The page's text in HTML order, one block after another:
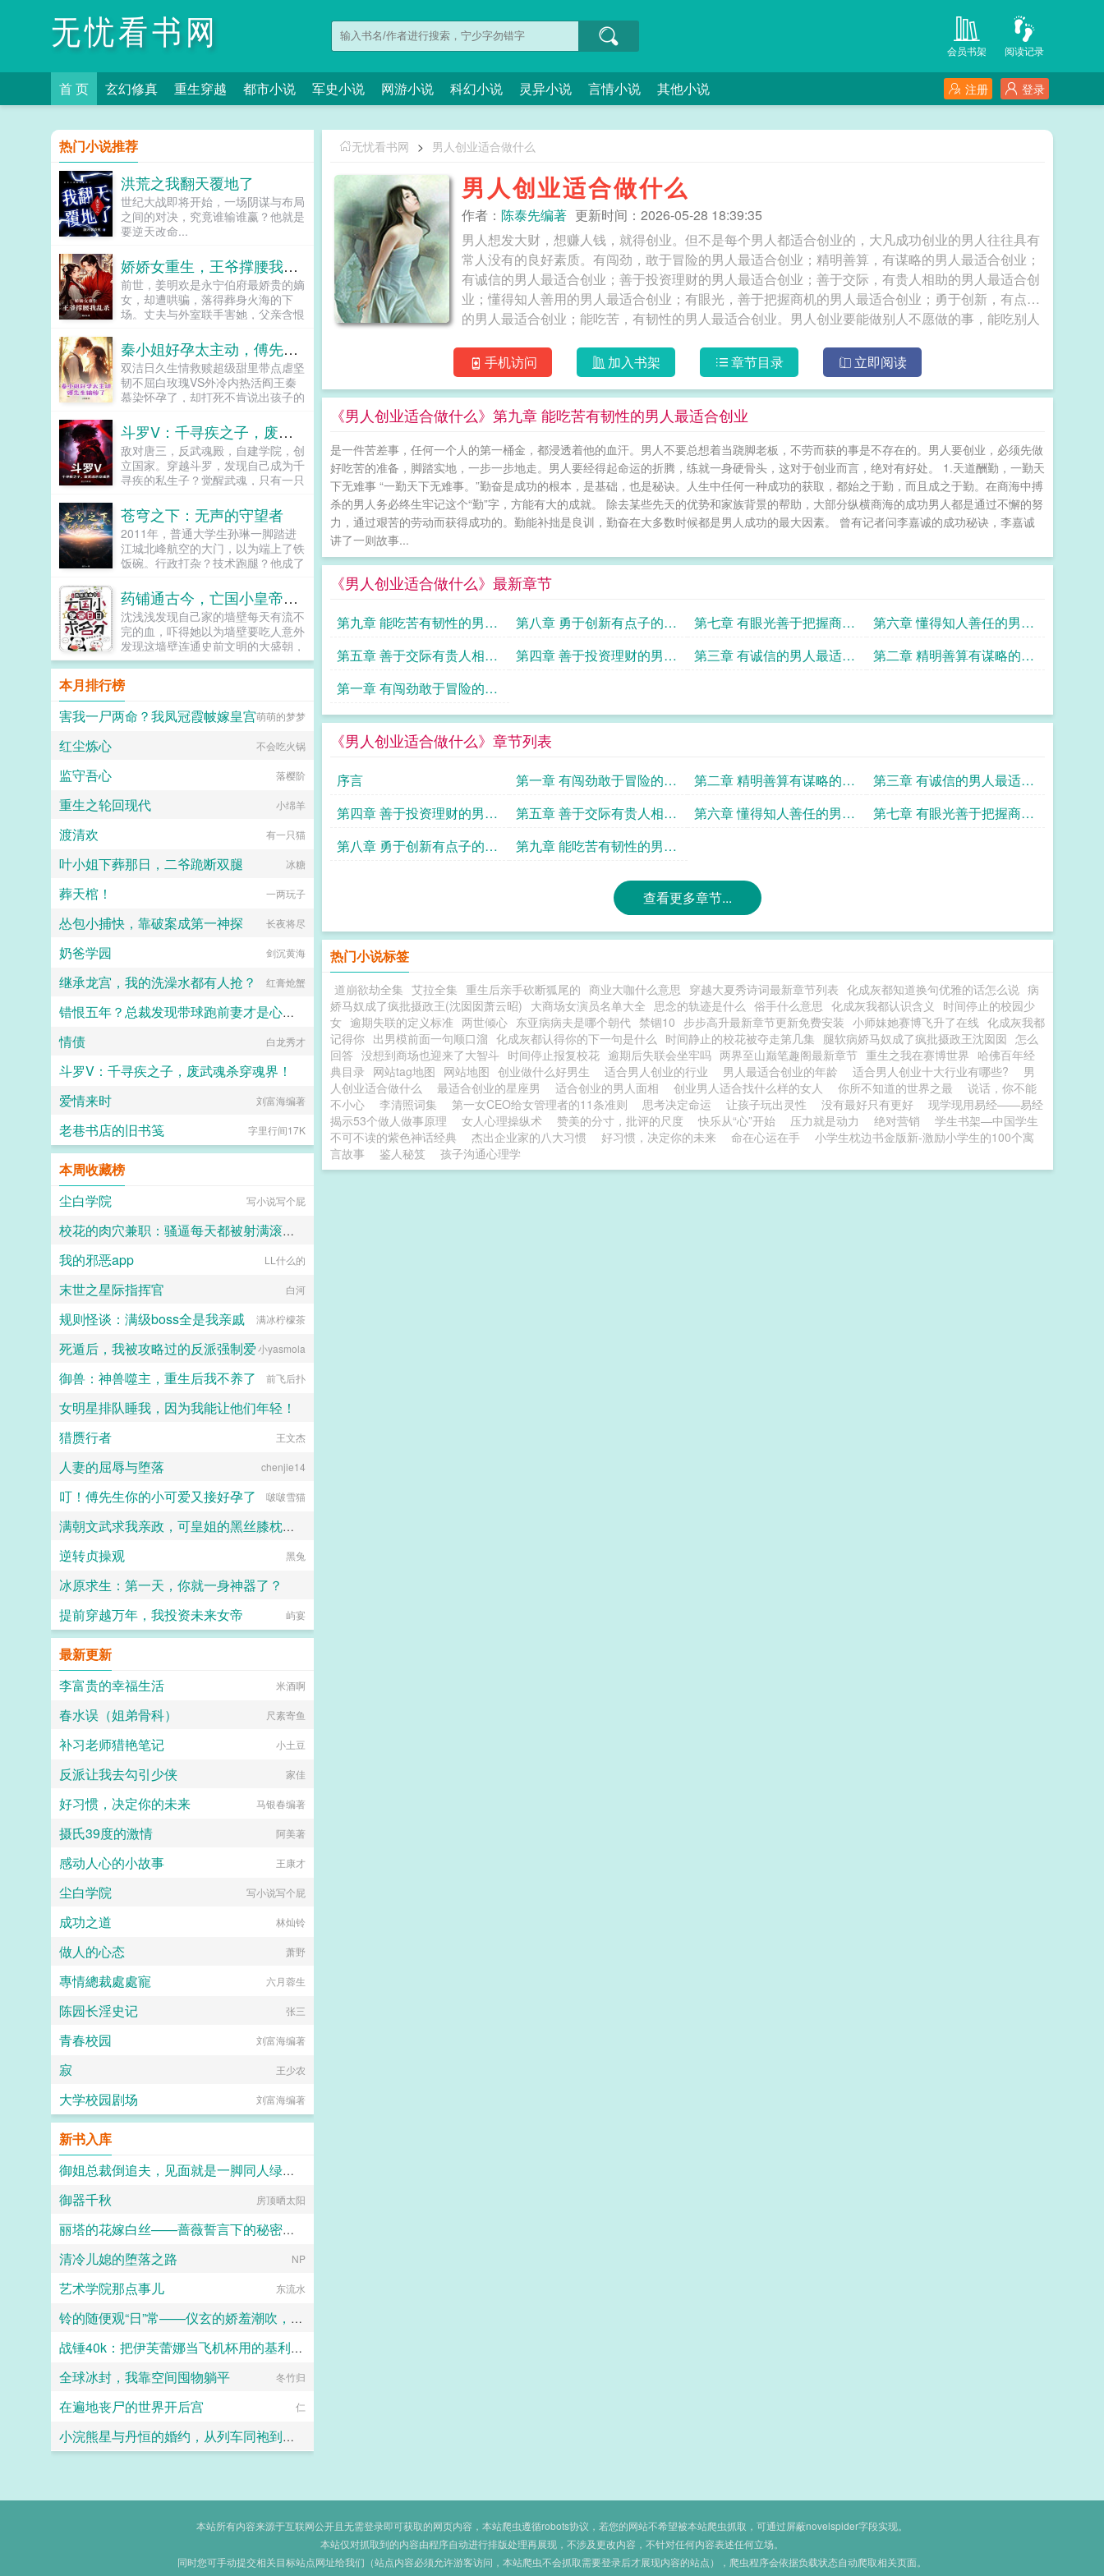
无忧看书网 阅读记录
会员书架
首 页 玄幻修真 重生穿越 都市小说 军史小说 网游小说 科幻小说 灵异小说 言情小说 其他小说 登录
注册
无忧看书网 > 男人创业适合做什么
男人创业适合做什么
作者： 陈泰先编著 更新时间：2026-05-28 18:39:35
男人想发大财，想赚人钱，就得创业。但不是每个男人都适合创业的，大凡成功创业的男人往往具有
常人没有的良好素质。有闯劲，敢于冒险的男人最适合创业；精明善算，有谋略的男人最适合创业；
有诚信的男人最适合创业；善于投资理财的男人最适合创业；善于交际，有贵人相助的男人最适合创
业；懂得知人善用的男人最适合创业；有眼光，善于把握商机的男人最适合创业；勇于创新，有点子
的男人最适合创业；能吃苦，有韧性的男人最适合创业。男人创业要能做别人不愿做的事，能吃别人
手机访问
加入书架 章节目录 立即阅读
《男人创业适合做什么》第九章 能吃苦有韧性的男人最适合创业
是一件苦差事，任何一个人的第一桶金，都浸透着他的血汗。男人不要总想着当跷脚老板，不劳而获的事是不存在的。男人要创业，必须先做
好吃苦的准备，脚踏实地，一步一步地走。男人要经得起命运的折腾，练就一身硬骨头，这对于创业而言，绝对有好处。 1.天道酬勤，一勤天
下无难事 “一勤天下无难事。”勤奋是成功的根本，是基础，也是秘诀。人生中任何一种成功的获取，都始之于勤，而且成之于勤。在商海中搏
杀的男人务必终生牢记这个“勤”字，方能有大的成就。 除去某些先天的优势和家族背景的帮助，大部分纵横商海的成功男人都是通过不懈的努
力，通过艰苦的劳动而获得成功的。勤能补拙是良训，勤奋在大多数时候都是男人成功的最大因素。 曾有记者问李嘉诚的成功秘诀，李嘉诚
讲了一则故事...
《男人创业适合做什么》最新章节
第九章 能吃苦有韧性的男人
最适合创业
第八章 勇于创新有点子的男
人最适合创业
第七章 有眼光善于把握商机
的男人最适合创业
第六章 懂得知人善任的男人
最适合创业
第五章 善于交际有贵人相助
的男人最适合创业
第四章 善于投资理财的男人
第三章 有诚信的男人最适合
第二章 精明善算有谋略的男
第一章 有闯劲敢于冒险的男
人最适合创业
《男人创业适合做什么》章节列表
序言
第一章 有闯劲敢于冒险的男
人最适合创业
第二章 精明善算有谋略的男
人最适合创业
第三章 有诚信的男人最适合
创业
第四章 善于投资理财的男人
最适合创业
第五章 善于交际有贵人相助
的男人最适合创业
第六章 懂得知人善任的男人
第七章 有眼光善于把握商机
第八章 勇于创新有点子的男
第九章 能吃苦有韧性的男人
查看更多章节...
热门小说标签
道崩欲劫全集 艾拉全集 重生后亲手砍断狐尾的 商业大咖什么意思 穿越大夏秀诗词最新章节列表 化成灰都知道换句优雅的话怎么说 病
娇马奴成了疯批摄政王(沈囡囡萧云昭) 大商场女演员名单大全 思念的轨迹是什么 俗手什么意思 化成灰我都认识含义
时间停止的校园少
女 逾期失联的定义标准 两世倾心 东亚病病夫是哪个朝代 禁锢10 步步高升最新章节更新免费安装 小师妹她赛博飞升了在线 化成灰我都
记得你 出男模前面一句顺口溜 化成灰都认得你的下一句是什么 时间静止的校花被夺走第几集 腿软病娇马奴成了疯批摄政王沈囡囡 怎么
回答 没想到商场也迎来了大智斗 时间停止报复校花 逾期后失联会坐牢吗 两界至山巅笔趣阁最新章节 重生之我在赛博世界 哈佛百年经
典目录 网站tag地图 网站地图 创业做什么好男生 适合男人创业的行业 男人最适合创业的年龄 适合男人创业十大行业有哪些?
男
人创业适合做什么
最适合创业的星座男 适合创业的男人面相 创业男人适合找什么样的女人 你所不知道的世界之最
说话，你不能
不小心
李清照词集 第一女CEO给女管理者的11条准则 思考决定命运 让孩子玩出灵性 没有最好只有更好
现学现用易经——易经
揭示53个做人做事原理
女人心理操纵术 赞美的分寸，批评的尺度 快乐从“心”开始 压力就是动力 绝对营销
学生书架—中国学生
不可不读的紫色神话经典
杰出企业家的八大习惯 好习惯，决定你的未来 命在心运在手
小学生枕边书金版新-激励小学生的100个寓
言故事
鉴人秘笈 孩子沟通心理学
热门小说推荐
洪荒之我翻天覆地了
世纪大战即将开始，一场阴谋与布局
之间的对决，究竟谁输谁赢？他就是
要逆天改命...
娇娇女重生，王爷撑腰我乱杀
前世，姜明欢是永宁伯府最娇贵的嫡
女，却遭哄骗，落得葬身火海的下
场。丈夫与外室联手害她，父亲含恨
们青云路上的垫脚石。重生归来，她
冷眼睨尽仇人丑态虚伪丈夫求复合？
一把火烧了他的前程！恶毒绿茶装可
怜？当众撕开她的假面目！心机婶婶
耍手段？反手推她进自己的坑！这一
路上，她挖出了那些尘封往事，更牵
扯出皇室不为人知的惊天秘密。可偏
偏，那个传闻中散漫不羁的九王爷，
却缠上了她。她倦怠垂眸裴砚舟，我
将她揽入怀中，低笑无妨，我本就是
个闲散王爷，正好陪夫人闲散一
生。...
秦小姐好孕太主动，傅先生输惨了
双洁日久生情救赎超级甜里带点虐坚
韧不屈白玫瑰VS外冷内热活阎王秦
慕染怀孕了，却打死不肯说出孩子的
磨，被压着去医院打胎。终于，被打
的浑身青紫的她见到了那张冰冷的
脸。傅平洲见到她的第一面，却言语
冰冷。这孩子，你是自己打，还是我
给你打？秦慕染知道这个男人是自己
追在他身边。傅平洲这个高枝，她攀
定了。为了继续查清楚家人遇害的真
相，为了将秦家的老宅子拿回来，她
在傅家四处周旋，可绑架与暗杀接踵
碍。后来，她九死一生产下孩子，傅
家也替她拿回了老宅子，可她处心积
虑接近傅家的目的被揭穿，猝不及防
的转变令傅平洲怒不可遏。秦慕染，
你不择手段靠近我，又突然抛弃我，
你玩狗呢？我爱上你了，我不允许你
离开。他将人发了疯一般囚在别墅，
可奈何秦慕染去意已决。他不得不跪
地求饶，你要实在想死，我陪你一起
好不好？只要我们在一起，生死都可
了。他不许任何人提起秦慕染的名
去。他守着那个她拿命换来的孩子，
生不如死，只好带娃追妻...
斗罗V：千寻疾之子，废武魂杀穿魂界！
敌对唐三，反武魂殿，自建学院，创
立国家。穿越斗罗，发现自己成为千
寻疾的私生子？觉醒武魂，只有一只
惨遭抛弃，武魂殿派人暗中袭击，还
要将我全村灭门？家传武器，养父送
我一把银制长枪，这把长枪竟然是？
系统加持，没有！随身秘籍，也没
有！戒指里的老爷爷，更没有！看我
陆上杀出重围，铸就属于自己的传
奇！...
苍穹之下：无声的守望者
2011年，普通大学生孙琳一脚踏进
江城北峰航空的大门，以为端上了铁
饭碗。行政打杂？技术跑腿？他成了
不是谍战片，这是中国军工最真实的
无声战场！行政流程外协合同网络端
口处处是暗藏的杀机。从青涩菜鸟到
国安关键眼线，孙琳在平凡的岗位
上，用最硬的脊梁，守护着最尖端的
锋芒。十四年风云激荡。看守望者如
何在苍穹之下，以忠诚为甲，智慧为
刃，在没有硝烟的战争中，铸就捍卫
长空的钢铁长城！大国崛起背后，是
千万个无声的她。...
药铺通古今，亡国小皇帝日日求名分
沈浅浅发现自己家的墙壁每天有流不
完的血，吓得她以为墙壁要吃人意外
发现这墙壁连通史前文明的大盛朝，
因此，她认识一位少年皇帝皇帝所在
雍城六国诸侯围困，天降大雨，又接
干旱，时疫横行百姓十不存一，易子
而食小皇帝走投无路，跪求祖宗降下
仙药，食物和水拯救万民沈浅浅大手
血为敬！沈浅浅混账，你祖宗不吸
本月排行榜
害我一尸两命？我凤冠霞帔嫁皇宫萌萌的梦梦
红尘炼心 不会吃火锅
监守吾心 落樱阶
重生之轮回现代 小绵羊
渡清欢 有一只猫
叶小姐下葬那日，二爷跪断双腿 冰糖
葬天棺！ 一两玩子
怂包小捕快，靠破案成第一神探 长夜将尽
奶爸学园 剑沉黄海
继承龙宫，我的洗澡水都有人抢？ 红膏炝蟹
错恨五年？总裁发现带球跑前妻才是心头肉
塞布丽娜
情债 白龙秀才
斗罗V：千寻疾之子，废武魂杀穿魂界！
星尘布偶
爱情来时 刘富海编著
老巷书店的旧书笺 字里行间17K
本周收藏榜
尘白学院
写小说写个屁
校花的肉穴兼职：骚逼每天都被射满滚烫浓精
lkudgbk
我的邪恶app LL什么的
末世之星际指挥官 白河
规则怪谈：满级boss全是我亲戚 满冰柠檬茶
死遁后，我被攻略过的反派强制爱小yasmola
御兽：神兽噬主，重生后我不养了 前飞后扑
女明星排队睡我，因为我能让他们年轻！
欢欢
猎赝行者 王文杰
人妻的屈辱与堕落 chenjie14
叮！傅先生你的小可爱又接好孕了 啵啵雪猫
满朝文武求我亲政，可皇姐的黑丝膝枕和肥逼太舒服了
十六岁的阿宾
逆转贞操观 黑兔
冰原求生：第一天，你就一身神器了？
奋斗小强
提前穿越万年，我投资未来女帝 屿宴
最新更新
李富贵的幸福生活
米酒啊
春水误（姐弟骨科） 尺素寄鱼
补习老师猎艳笔记 小土豆
反派让我去勾引少侠 家佳
好习惯，决定你的未来 马银春编著
摄氏39度的激情 阿美著
感动人心的小故事 王康才
尘白学院 写小说写个屁
成功之道 林灿铃
做人的心态 萧野
專情總裁處處寵 六月蓉生
陈园长淫史记 张三
青春校园 刘富海编著
寂 王少农
大学校园剧场 刘富海编著
新书入库
御姐总裁倒追夫，见面就是一脚同人绿帽短篇之李涛的幻想
giotto0086
御器千秋 房顶晒太阳
丽塔的花嫁白丝——蔷薇誓言下的秘密纵情
ZENOVA
清冷儿媳的堕落之路 NP
艺术学院那点事儿 东流水
铃的随便观“日”常——仪玄的娇羞潮吹，叶瞬光橘福福的深夜百合，以及晨间的群交淫趴
ilithyia
战锤40k：把伊芙蕾娜当飞机杯用的基利曼才不要成为大不净者的飞机杯
玛尔加尼斯
全球冰封，我靠空间囤物躺平 冬竹归
在遍地丧尸的世界开后宫 仁
小浣熊星与丹恒的婚约，从列车同袍到一世伴侣
本站所有内容来源于互联网公开且无需登录即可获取的网页内容，本站爬虫遵循robots协议，若您的网站不希望被本站爬虫抓取，可通过屏蔽novelspider字段实现。
本站仅对抓取到的内容由程序自动进行排版处理再展现，不涉及更改内容，不针对任何内容表述任何立场。
同时您可手动提交相关目标站点网址给我们（站点内容必须允许游客访问，本站爬虫不会抓取需要登录后才展现内容的站点），爬虫程序会依据负载状态自动爬取相关页面。